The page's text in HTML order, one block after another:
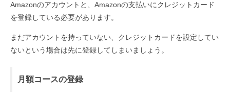
Amazonのアカウントと、Amazonの支払いにクレジットカード
を登録している必要があります。
まだアカウントを持っていない、クレジットカードを設定してい
ないという場合は先に登録してしまいましょう。
月額コースの登録